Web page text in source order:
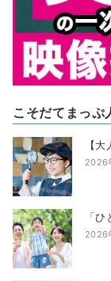
こそだてまっぷ
【
2026
「
2026